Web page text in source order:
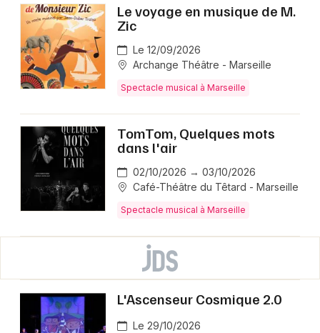
Le voyage en musique de M.
Zic
Le 12/09/2026
Archange Théâtre - Marseille
Spectacle musical à Marseille
TomTom, Quelques mots
dans l'air
02/10/2026 → 03/10/2026
Café-Théâtre du Têtard - Marseille
Spectacle musical à Marseille
L'Ascenseur Cosmique 2.0
Le 29/10/2026